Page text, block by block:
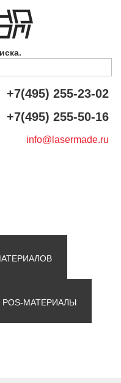
+7(495) 255-23-02
+7(495) 255-50-16
info@lasermade.ru
POS-МАТЕРИАЛЫ